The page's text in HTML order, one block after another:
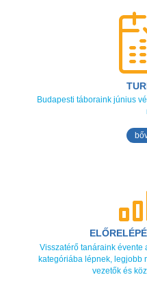
Budapesti táboraink június
Visszatérő tanáraink évente
kategóriába lépnek, legjobb
vezetők és